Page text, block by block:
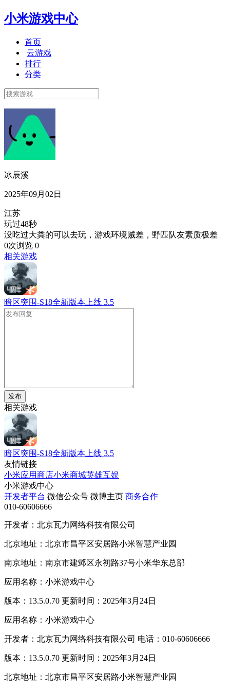
小米游戏中心
首页
云游戏
排行
分类
冰辰溪
2025年09月02日
江苏
玩过48秒
没吃过大粪的可以去玩，游戏环境贼差，野匹队友素质极差
0次浏览 0
相关游戏
暗区突围-S18全新版本上线 3.5
发布
相关游戏
暗区突围-S18全新版本上线 3.5
友情链接
小米应用商店小米商城英雄互娱
小米游戏中心
开发者平台 微信公众号 微博主页 商务合作
010-60606666
开发者：北京瓦力网络科技有限公司
北京地址：北京市昌平区安居路小米智慧产业园
南京地址：南京市建邺区永初路37号小米华东总部
应用名称：小米游戏中心
版本：13.5.0.70 更新时间：2025年3月24日
应用名称：小米游戏中心
开发者：北京瓦力网络科技有限公司 电话：010-60606666
版本：13.5.0.70 更新时间：2025年3月24日
北京地址：北京市昌平区安居路小米智慧产业园